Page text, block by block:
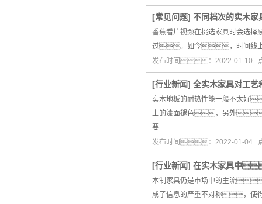
[常见问题] 不同档次的实木家
香蕉看片视频在挑选家具时会选
过。如今，时间线上
发布时间：2022-01-10
[行业新闻] 全实木家具对工艺
实木地板的耐热性能一般不太好
上的漆面褪色，另外
要
发布时间：2022-01-04
[行业新闻] 在实木家具中
木制家具仍是市场中的主流
成了信息的严重不对称，使